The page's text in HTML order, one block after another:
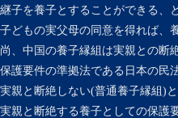
継子を養子とすることができる、
子どもの実父母の同意を得れば、
尚、中国の養子縁組は実親との断
保護要件の準拠法である日本の民
実親と断絶しない(普通養子縁組)
実親と断絶する養子としての保護